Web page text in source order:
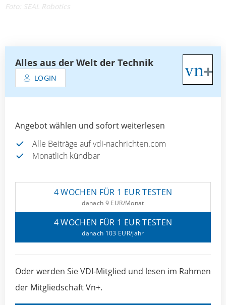
Foto: SEAL Robotics
Alles aus der Welt der Technik
LOGIN
Angebot wählen und sofort weiterlesen
Alle Beiträge auf vdi-nachrichten.com
Monatlich kündbar
4 WOCHEN FÜR 1 EUR TESTEN
danach 9 EUR/Monat
4 WOCHEN FÜR 1 EUR TESTEN
danach 103 EUR/Jahr
Oder werden Sie VDI-Mitglied und lesen im Rahmen
der Mitgliedschaft Vn+.